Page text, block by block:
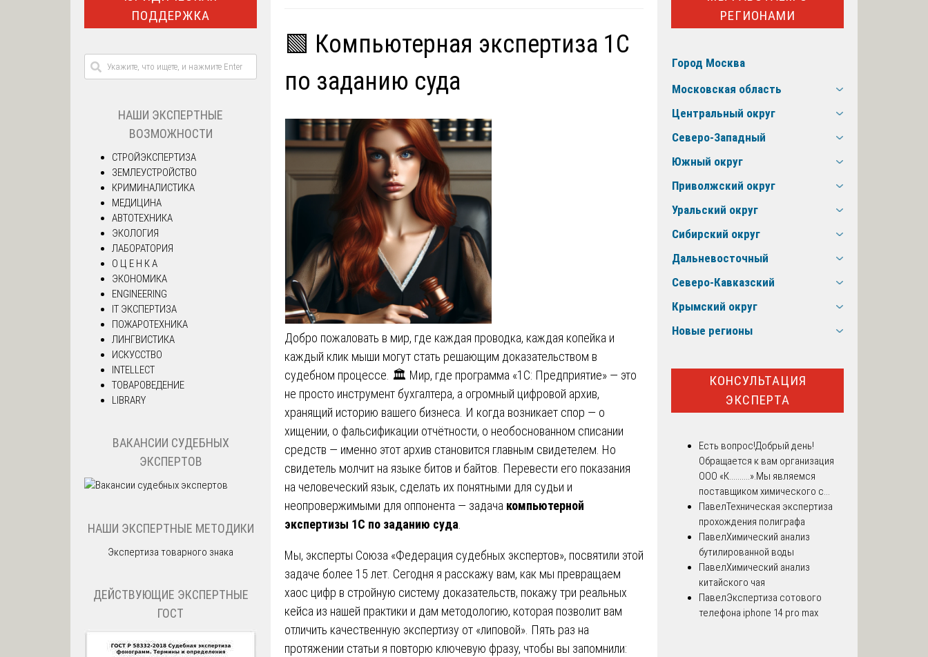
🟩 Компьютерная экспертиза 1С
по заданию суда
Добро пожаловать в мир, где каждая проводка, каждая копейка и
каждый клик мыши могут стать решающим доказательством в
судебном процессе. 🏛️ Мир, где программа «1С: Предприятие» — это
не просто инструмент бухгалтера, а огромный цифровой архив,
хранящий историю вашего бизнеса. И когда возникает спор — о
хищении, о фальсификации отчётности, о необоснованном списании
средств — именно этот архив становится главным свидетелем. Но
свидетель молчит на языке битов и байтов. Перевести его показания
на человеческий язык, сделать их понятными для судьи и
неопровержимыми для оппонента — задача компьютерной
экспертизы 1С по заданию суда
Мы, эксперты Союза «Федерация судебных экспертов», посвятили этой
задаче более 15 лет. Сегодня я расскажу вам, как мы превращаем
хаос цифр в стройную систему доказательств, покажу три реальных
кейса из нашей практики и дам методологию, которая позволит вам
отличить качественную экспертизу от «липовой». Пять раз на
протяжении статьи я повторю ключевую фразу, чтобы вы запомнили:
ПОДДЕРЖКА
НАШИ ЭКСПЕРТНЫЕ
ВОЗМОЖНОСТИ
СТРОЙЭКСПЕРТИЗА
ЗЕМЛЕУСТРОЙСТВО
КРИМИНАЛИСТИКА
МЕДИЦИНА
АВТОТЕХНИКА
ЭКОЛОГИЯ
ЛАБОРАТОРИЯ
О Ц Е Н К А
ЭКОНОМИКА
ENGINEERING
IT ЭКСПЕРТИЗА
ПОЖАРОТЕХНИКА
ЛИНГВИСТИКА
ИСКУССТВО
INTELLECT
ТОВАРОВЕДЕНИЕ
LIBRARY
ВАКАНСИИ СУДЕБНЫХ
ЭКСПЕРТОВ
НАШИ ЭКСПЕРТНЫЕ МЕТОДИКИ
Экспертиза товарного знака
ДЕЙСТВУЮЩИЕ ЭКСПЕРТНЫЕ
ГОСТ
РЕГИОНАМИ
Город Москва
Московская область
Центральный округ
Северо-Западный
Южный округ
Приволжский округ
Уральский округ
Сибирский округ
Дальневосточный
Северо-Кавказский
Крымский округ
Новые регионы
КОНСУЛЬТАЦИЯ
ЭКСПЕРТА
Есть вопрос!Добрый день!
Обращается к вам организация
ООО «К..........».Мы являемся
поставщиком химического с...
ПавелТехническая экспертиза
прохождения полиграфа
ПавелХимический анализ
бутилированной воды
ПавелХимический анализ
китайского чая
ПавелЭкспертиза сотового
телефона iphone 14 pro max